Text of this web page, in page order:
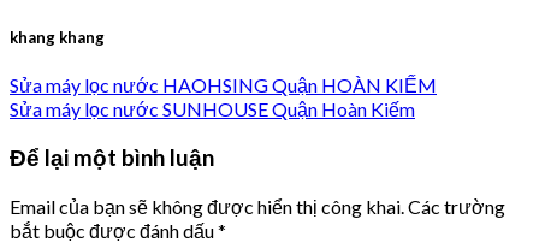
khang khang
Sửa máy lọc nước HAOHSING Quận HOÀN KIẾM
Sửa máy lọc nước SUNHOUSE Quận Hoàn Kiếm
Để lại một bình luận
Email của bạn sẽ không được hiển thị công khai. Các trường
bắt buộc được đánh dấu*